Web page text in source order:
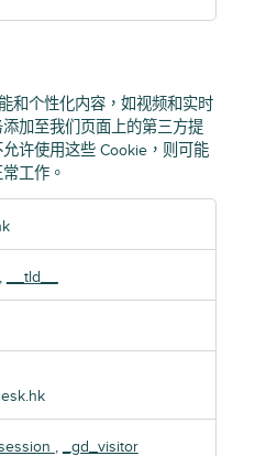
和个性化内容，如视频和实时
加至我们页面上的第三方提
许使用这些 Cookie，则可能
工作。
, __tld__
, _gd_visitor